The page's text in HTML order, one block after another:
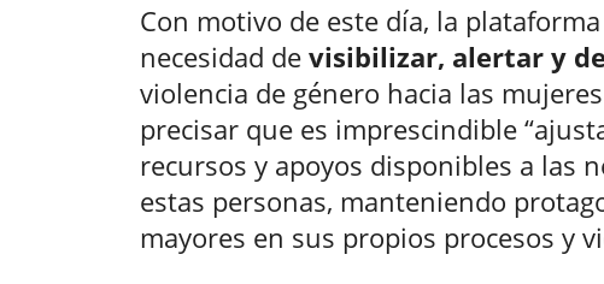
Con motivo de este día, la
necesidad de visibilizar, alertar y
violencia de género hacia las
precisar que es imprescindible
recursos y apoyos disponibles a las
estas personas, manteniendo
mayores en sus propios procesos y